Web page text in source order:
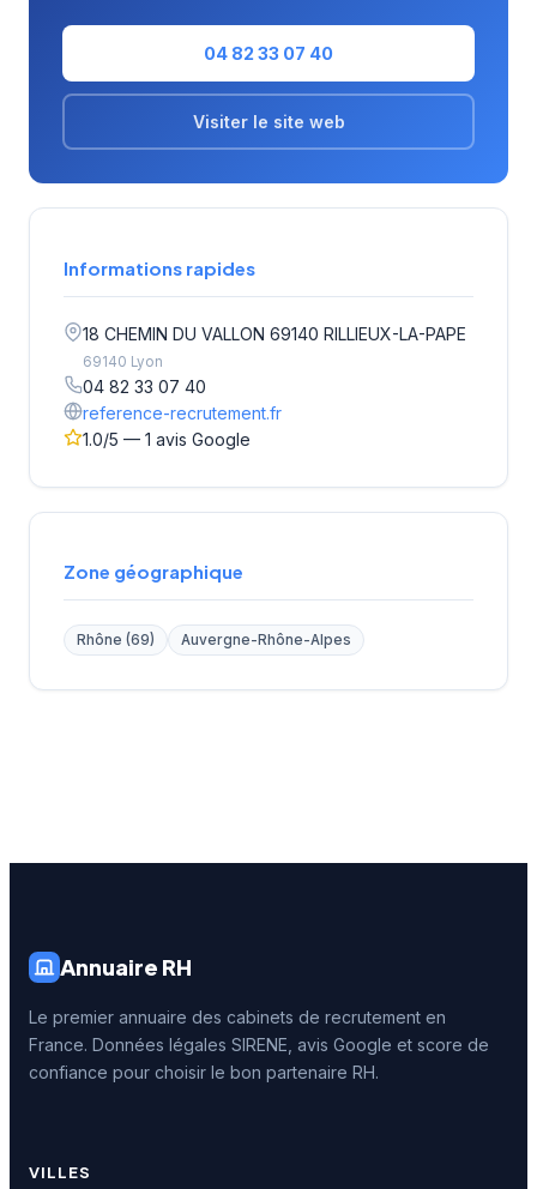
04 82 33 07 40
Visiter le site web
Informations rapides
18 CHEMIN DU VALLON 69140 RILLIEUX-LA-PAPE
69140 Lyon
04 82 33 07 40
reference-recrutement.fr
1.0/5 — 1 avis Google
Zone géographique
Rhône (69) Auvergne-Rhône-Alpes
Annuaire RH
Le premier annuaire des cabinets de recrutement en
France. Données légales SIRENE, avis Google et score de
confiance pour choisir le bon partenaire RH.
VILLES